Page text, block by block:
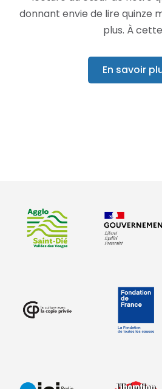
donnant envie de lire quinze
plus. À
En savoir